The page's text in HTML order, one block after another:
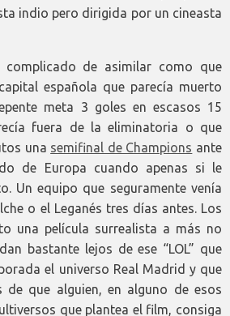
indio pero dirigida por un cineasta
de asimilar como que
española que parecía muerto
meta 3 goles en escasos 15
fuera de la eliminatoria o que
una semifinal de Champions ante
de Europa cuando apenas si le
Un equipo que seguramente venía
o el Leganés tres días antes. Los
una película surrealista a más no
bastante lejos de ese “LOL” que
el universo Real Madrid y que
de que alguien, en alguno de esos
que plantea el film, consiga